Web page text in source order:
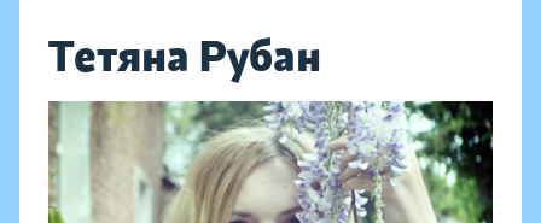
Тетяна Рубан